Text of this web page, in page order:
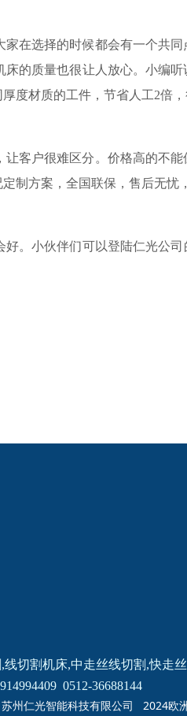
在选择的时候都会有一个共
的质量也很让人放心。小编听
度材质的工件，节省人工2倍
客户很难区分。价格高的不
制方案，全国联保，售后无忧
。小伙伴们可以登陆仁光公
切割机床,中走丝线切割,快走丝
0512-36688144
仁光智能科技有限公司 2024欧